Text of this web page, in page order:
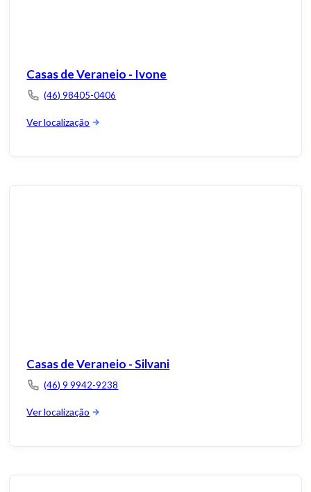
Casas de Veraneio - Ivone
(46) 98405-0406
Ver localização
Casas de Veraneio - Silvani
(46) 9 9942-9238
Ver localização